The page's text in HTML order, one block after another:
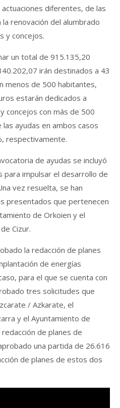
diferentes, de las
renovación del alumbrado
y concejos.
un total de 915.135,20
irán destinados a 43
menos de 500 habitantes,
estarán dedicados a
concejos con más de 500
ayudas en ambos casos
respectivamente.
de ayudas se incluyó
para impulsar el desarrollo de
vez resuelta, se han
presentados que pertenecen
de Orkoien y el
Cizur.
la redacción de planes
de energías
para el que se cuenta con
tres solicitudes que
/ Azkarate, el
y el Ayuntamiento de
de planes de
una partida de 26.616
de planes de estos dos